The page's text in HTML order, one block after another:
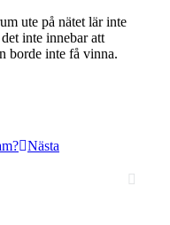
ute på nätet lär inte
inte innebar att
borde inte få vinna.
Nästa